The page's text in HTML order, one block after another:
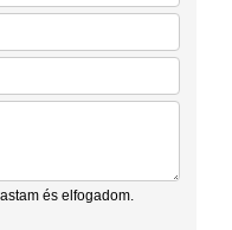
és elfogadom.